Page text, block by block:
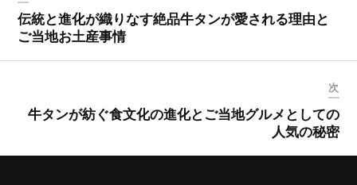
伝統と進化が織りなす絶品牛タンが愛される理由と
ご当地お土産事情
次
牛タンが紡ぐ食文化の進化とご当地グルメとしての
人気の秘密